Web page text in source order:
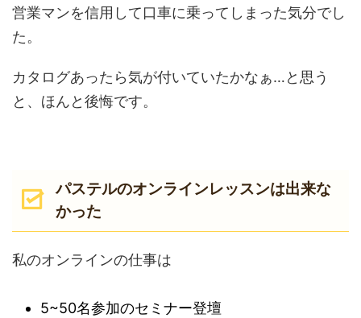
営業マンを信用して口車に乗ってしまった気分でし
た。
カタログあったら気が付いていたかなぁ…と思う
と、ほんと後悔です。
パステルのオンラインレッスンは出来な
かった
私のオンラインの仕事は
5~50名参加のセミナー登壇